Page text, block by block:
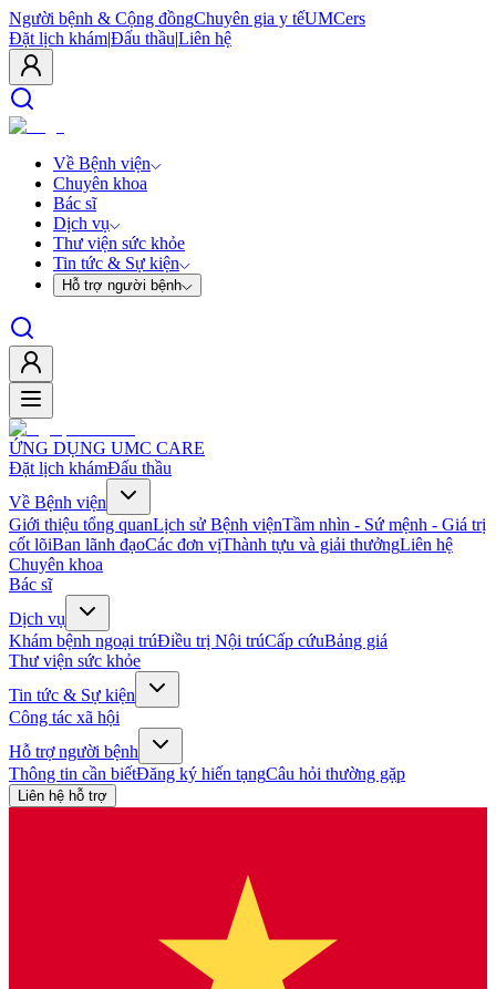
Người bệnh & Cộng đồngChuyên gia y tếUMCers
Đặt lịch khám|Đấu thầu|Liên hệ
Về Bệnh viện
Chuyên khoa
Bác sĩ
Dịch vụ
Thư viện sức khỏe
Tin tức & Sự kiện
Hỗ trợ người bệnh
ỨNG DỤNG UMC CARE
Đặt lịch khámĐấu thầu
Về Bệnh viện
Giới thiệu tổng quanLịch sử Bệnh việnTầm nhìn - Sứ mệnh - Giá trị
cốt lõiBan lãnh đạoCác đơn vịThành tựu và giải thưởngLiên hệ
Chuyên khoa
Bác sĩ
Dịch vụ
Khám bệnh ngoại trúĐiều trị Nội trúCấp cứuBảng giá
Thư viện sức khỏe
Tin tức & Sự kiện
Công tác xã hội
Hỗ trợ người bệnh
Thông tin cần biếtĐăng ký hiến tạngCâu hỏi thường gặp
Liên hệ hỗ trợ